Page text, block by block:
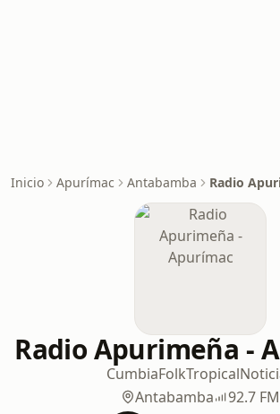
Inicio Apurímac Antabamba Radio
Radio Apurimeña -
CumbiaFolkTropical
Antabamba
92.7 FM